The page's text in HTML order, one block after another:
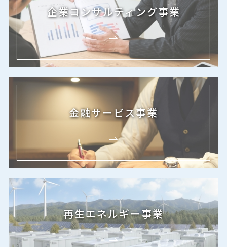
企業コンサルティング事業
金融サービス事業
再生エネルギー事業